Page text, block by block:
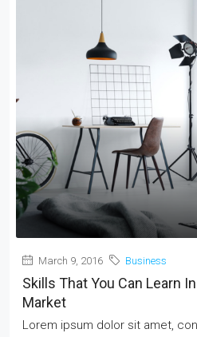
March 9, 2016 Business
Skills That You Can Learn
Market
Lorem ipsum dolor sit amet,